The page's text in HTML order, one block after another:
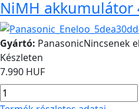
NiMH akkumulátor
Gyártó: PanasonicNincsenek
Készleten
7.990 HUF